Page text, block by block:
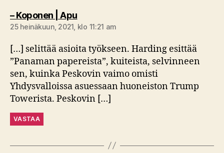
– Koponen | Apusanoo:
25 heinäkuun, 2021, klo 11:21 am
[…] selittää asioita työkseen. Harding esittää
”Panaman papereista”, kuiteista, selvinneen
sen, kuinka Peskovin vaimo omisti
Yhdysvalloissa asuessaan huoneiston Trump
Towerista. Peskovin […]
VASTAA